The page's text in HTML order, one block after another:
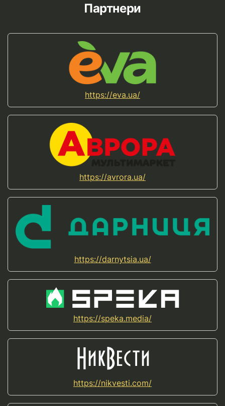
Партнери
https://eva.ua/
https://avrora.ua/
https://darnytsia.ua/
https://speka.media/
https://nikvesti.com/